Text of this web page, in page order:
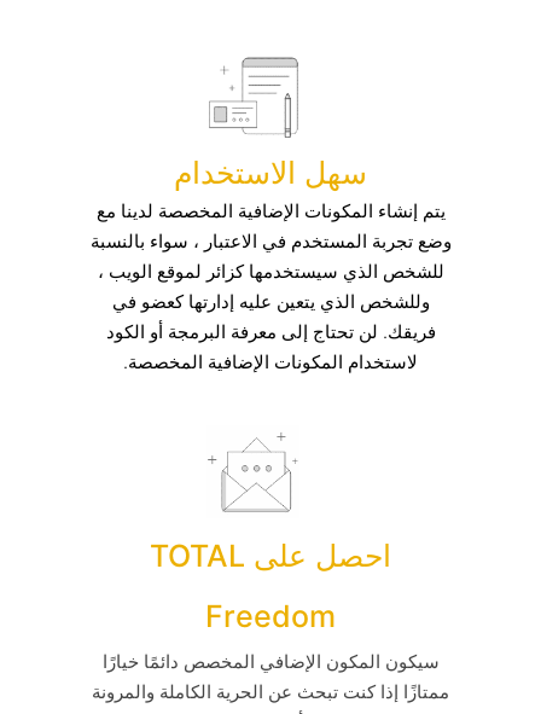
سهل الاستخدام
يتم إنشاء المكونات الإضافية المخصصة لدينا مع
وضع تجربة المستخدم في الاعتبار ، سواء بالنسبة
للشخص الذي سيستخدمها كزائر لموقع الويب ،
وللشخص الذي يتعين عليه إدارتها كعضو في
فريقك. لن تحتاج إلى معرفة البرمجة أو الكود
لاستخدام المكونات الإضافية المخصصة.
احصل على TOTAL
Freedom
سيكون المكون الإضافي المخصص دائمًا خيارًا
ممتازًا إذا كنت تبحث عن الحرية الكاملة والمرونة